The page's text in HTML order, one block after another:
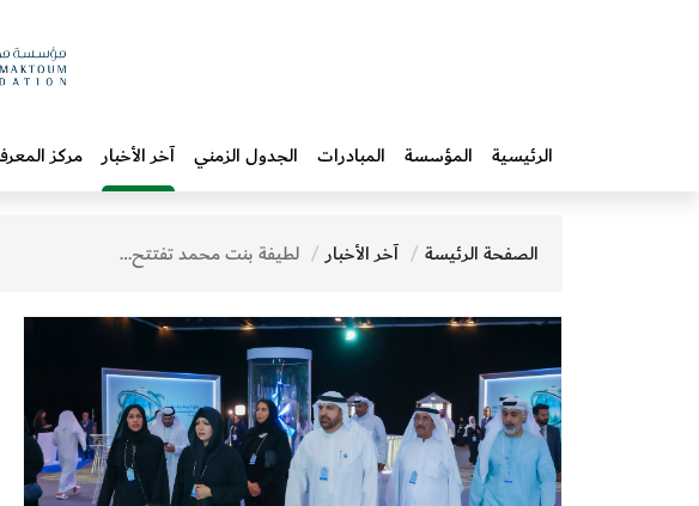
الرئيسية المؤسسة المبادرات‎ الجدول الزمني آخر الأخبار مركز
الصفحة الرئيسة آخر الأخبار لطيفة بنت محمد تفتتح الدورة العاشرة من "قمّة المعرفة"